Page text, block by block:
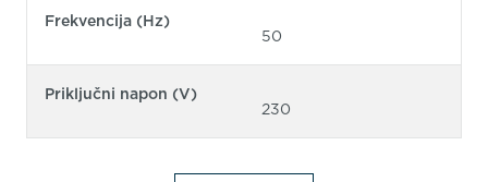
Frekvencija (Hz)
50
Priključni napon (V)
230